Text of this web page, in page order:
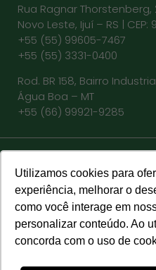
Utilizamos cookies para
experiência, melhorar o
como você interage em
personalizar conteúdo. Ao
concorda com o uso de
Rua Ragnar Thorstenberg,
Novo Leste, Ijuí – RS | CEP:
+55 (55) 99605-7467
+55 (55) 3331-0400
Rod. BR 158, Bairro
Água Boa – MT
+55 (66) 99921-9285
Política de
©2023 Cisbra Agroindustrial